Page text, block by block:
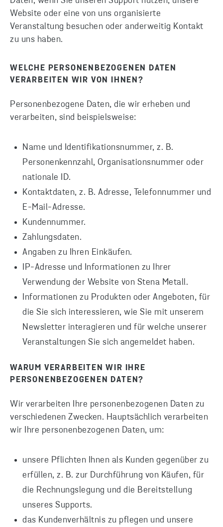
Website oder eine von uns organisierte
Veranstaltung besuchen oder anderweitig Kontakt
zu uns haben.
WELCHE PERSONENBEZOGENEN DATEN
VERARBEITEN WIR VON IHNEN?
Personenbezogene Daten, die wir erheben und
verarbeiten, sind beispielsweise:
Name und Identifikationsnummer, z. B.
Personenkennzahl, Organisationsnummer oder
nationale ID.
Kontaktdaten, z. B. Adresse, Telefonnummer und
E-Mail-Adresse.
Kundennummer.
Zahlungsdaten.
Angaben zu Ihren Einkäufen.
IP-Adresse und Informationen zu Ihrer
Verwendung der Website von Stena Metall.
Informationen zu Produkten oder Angeboten, für
die Sie sich interessieren, wie Sie mit unserem
Newsletter interagieren und für welche unserer
Veranstaltungen Sie sich angemeldet haben.
WARUM VERARBEITEN WIR IHRE
PERSONENBEZOGENEN DATEN?
Wir verarbeiten Ihre personenbezogenen Daten zu
verschiedenen Zwecken. Hauptsächlich verarbeiten
wir Ihre personenbezogenen Daten, um:
unsere Pflichten Ihnen als Kunden gegenüber zu
erfüllen, z. B. zur Durchführung von Käufen, für
die Rechnungslegung und die Bereitstellung
unseres Supports.
das Kundenverhältnis zu pflegen und unsere